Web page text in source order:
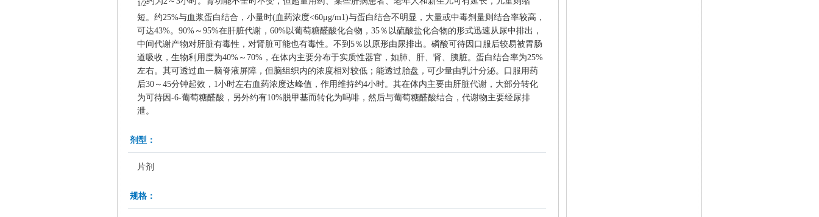
1/2
短。约25%与血浆蛋白结合，小量时(血药浓度<60μg/m1)与蛋白结合不明显，大量或中毒剂量则结合率较高，
可达43%。90%～95%在肝脏代谢，60%以葡萄糖醛酸化合物，35％以硫酸盐化合物的形式迅速从尿中排出，
中间代谢产物对肝脏有毒性，对肾脏可能也有毒性。不到5％以原形由尿排出。磷酸可待因口服后较易被胃肠
道吸收，生物利用度为40%～70%，在体内主要分布于实质性器官，如肺、肝、肾、胰脏。蛋白结合率为25%
左右。其可透过血一脑脊液屏障，但脑组织内的浓度相对较低；能透过胎盘，可少量由乳汁分泌。口服用药
后30～45分钟起效，1小时左右血药浓度达峰值，作用维持约4小时。其在体内主要由肝脏代谢，大部分转化
为可待因-6-葡萄糖醛酸，另外约有10%脱甲基而转化为吗啡，然后与葡萄糖醛酸结合，代谢物主要经尿排
泄。
剂型：
片剂
规格：